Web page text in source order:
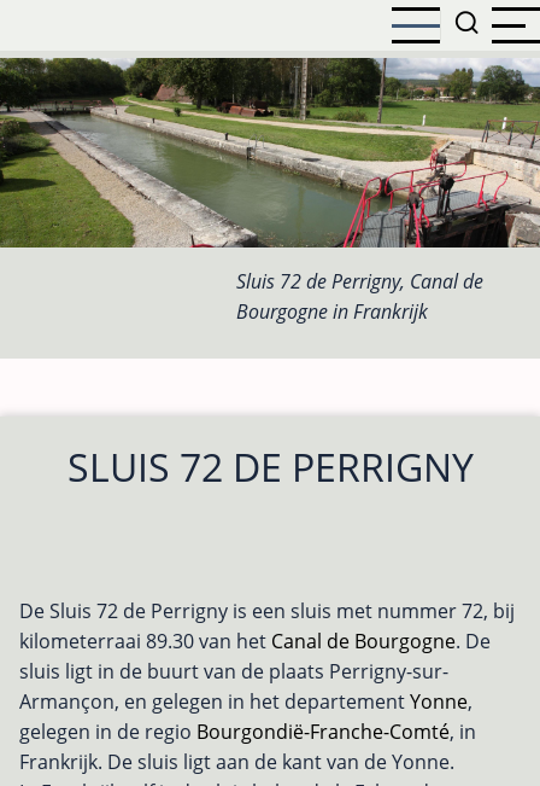
naar
de
inhoud
gaan
Sluis 72 de Perrigny, Canal de
Bourgogne in Frankrijk
SLUIS 72 DE PERRIGNY
De Sluis 72 de Perrigny is een sluis met nummer 72, bij
kilometerraai 89.30 van het Canal de Bourgogne. De
sluis ligt in de buurt van de plaats Perrigny-sur-
Armançon, en gelegen in het departementYonne,
gelegen in de regio Bourgondië-Franche-Comté, in
Frankrijk. De sluis ligt aan de kant van de Yonne.